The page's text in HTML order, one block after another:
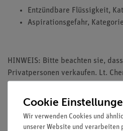
Entzündbare Flüssigkeit,
Aspirationsgefahr,
HINWEIS: Bitte beachten sie,
Privatpersonen verkaufen. Lt.
Verwender und öffentliche
Cookie
Wir verwenden Cookies und
unserer Website und verarbeiten